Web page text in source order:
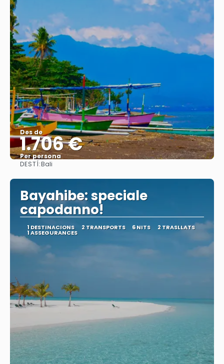
Des de
1.706 €
Per persona
DESTÍ:Bali
Bayahibe: speciale
capodanno!
1 DESTINACIONS 2 TRANSPORTS 6 NITS 2 TRASLLATS
1 ASSEGURANCES